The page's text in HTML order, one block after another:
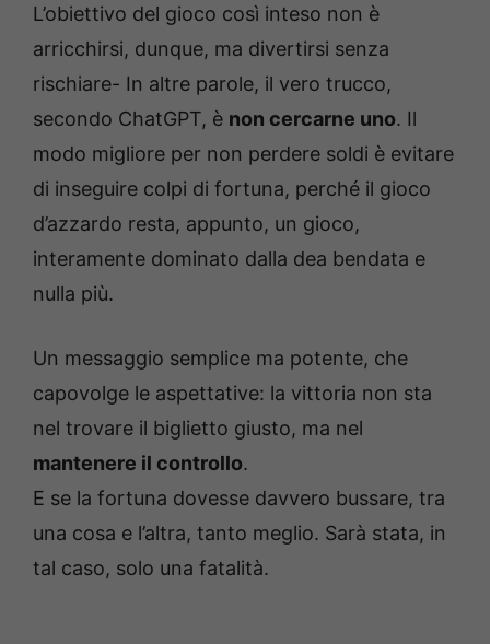
L’obiettivo del gioco così inteso non è
arricchirsi, dunque, ma divertirsi senza
rischiare- In altre parole, il vero trucco,
secondo ChatGPT, è non cercarne uno. Il
modo migliore per non perdere soldi è evitare
di inseguire colpi di fortuna, perché il gioco
d’azzardo resta, appunto, un gioco,
interamente dominato dalla dea bendata e
nulla più.
Un messaggio semplice ma potente, che
capovolge le aspettative: la vittoria non sta
nel trovare il biglietto giusto, ma nel
mantenere il controllo.
E se la fortuna dovesse davvero bussare, tra
una cosa e l’altra, tanto meglio. Sarà stata, in
tal caso, solo una fatalità.